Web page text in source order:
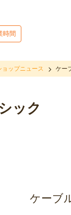
時間
ョップニュース ケー
ック
ケーブ